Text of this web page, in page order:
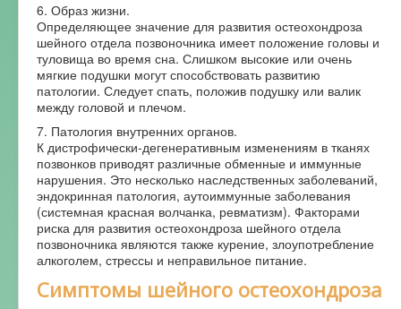
6. Образ жизни.
Определяющее значение для развития остеохондроза
шейного отдела позвоночника имеет положение головы и
туловища во время сна. Слишком высокие или очень
мягкие подушки могут способствовать развитию
патологии. Следует спать, положив подушку или валик
между головой и плечом.
7. Патология внутренних органов.
К дистрофически-дегенеративным изменениям в тканях
позвонков приводят различные обменные и иммунные
нарушения. Это несколько наследственных заболеваний,
эндокринная патология, аутоиммунные заболевания
(системная красная волчанка, ревматизм). Факторами
риска для развития остеохондроза шейного отдела
позвоночника являются также курение, злоупотребление
алкоголем, стрессы и неправильное питание.
Симптомы шейного остеохондроза